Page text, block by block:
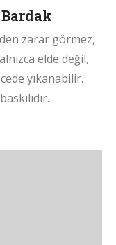
zarar görmez,
elde değil,
yıkanabilir.